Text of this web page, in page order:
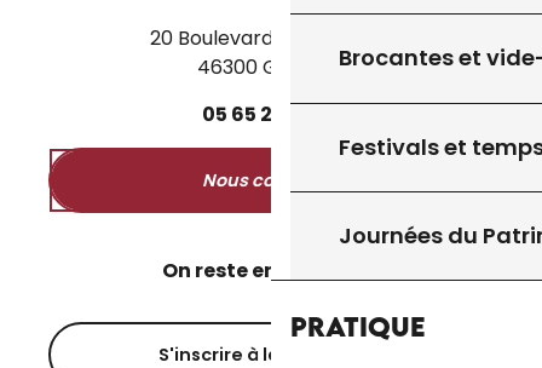
Brocantes et
Festivals et
Journées du
Pratique
20 Boulevard des Martyrs
46300 Gourdon
05 65 27
Nous contacter
On reste en contact ?
S'inscrire à la newsletter